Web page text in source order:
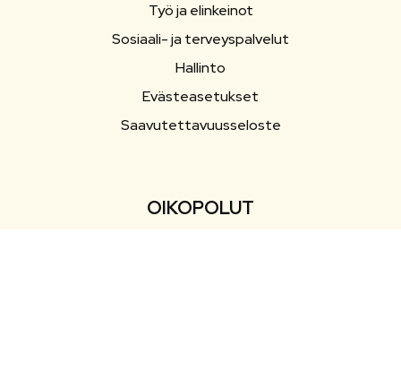
Työ ja elinkeinot
Sosiaali- ja terveyspalvelut
Hallinto
Evästeasetukset
Saavutettavuusseloste
OIKOPOLUT